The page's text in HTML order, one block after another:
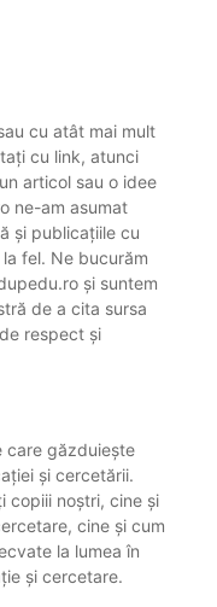
cu atât mai mult
cu link, atunci
articol sau o idee
ne-am asumat
și publicațiile cu
fel. Ne bucurăm
și suntem
de a cita sursa
respect și
care găzduiește
și cercetării.
copiii noștri, cine și
cine și cum
la lumea în
și cercetare.